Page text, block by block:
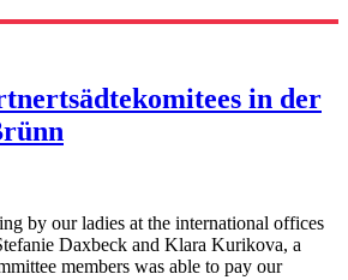
in der
by our ladies at the international offices
Daxbeck and Klara Kurikova, a
members was able to pay our